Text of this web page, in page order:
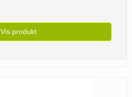
Vis produkt